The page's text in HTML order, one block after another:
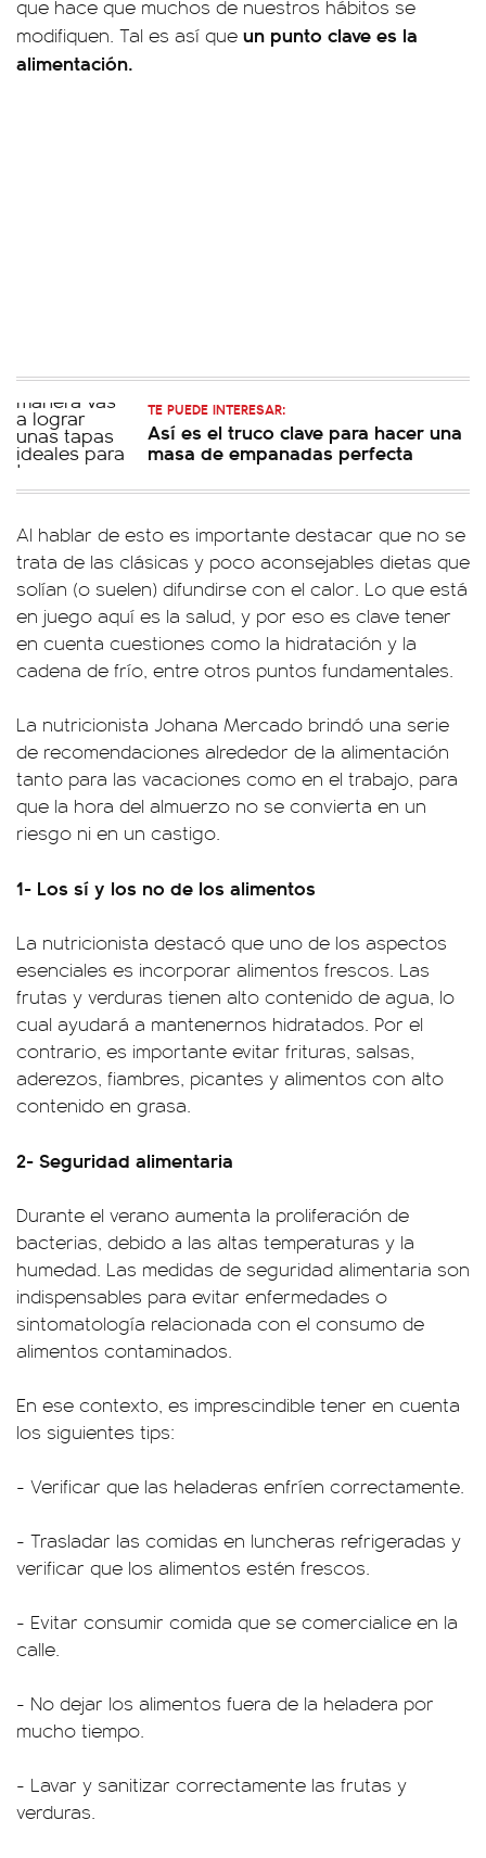
que hace que muchos de nuestros hábitos se
modifiquen. Tal es así que un punto clave es la
alimentación.
TE PUEDE INTERESAR:
Así es el truco clave para hacer una
masa de empanadas perfecta
Al hablar de esto es importante destacar que no se
trata de las clásicas y poco aconsejables dietas que
solían (o suelen) difundirse con el calor. Lo que está
en juego aquí es la salud, y por eso es clave tener
en cuenta cuestiones como la hidratación y la
cadena de frío, entre otros puntos fundamentales.
La nutricionista Johana Mercado brindó una serie
de recomendaciones alrededor de la alimentación
tanto para las vacaciones como en el trabajo, para
que la hora del almuerzo no se convierta en un
riesgo ni en un castigo.
1- Los sí y los no de los alimentos
La nutricionista destacó que uno de los aspectos
esenciales es incorporar alimentos frescos. Las
frutas y verduras tienen alto contenido de agua, lo
cual ayudará a mantenernos hidratados. Por el
contrario, es importante evitar frituras, salsas,
aderezos, fiambres, picantes y alimentos con alto
contenido en grasa.
2- Seguridad alimentaria
Durante el verano aumenta la proliferación de
bacterias, debido a las altas temperaturas y la
humedad. Las medidas de seguridad alimentaria son
indispensables para evitar enfermedades o
sintomatología relacionada con el consumo de
alimentos contaminados.
En ese contexto, es imprescindible tener en cuenta
los siguientes tips:
- Verificar que las heladeras enfríen correctamente.
- Trasladar las comidas en luncheras refrigeradas y
verificar que los alimentos estén frescos.
- Evitar consumir comida que se comercialice en la
calle.
- No dejar los alimentos fuera de la heladera por
mucho tiempo.
- Lavar y sanitizar correctamente las frutas y
verduras.